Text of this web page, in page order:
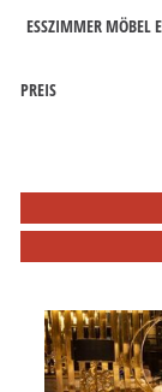
ESSZIMMER MÖBEL
PREIS